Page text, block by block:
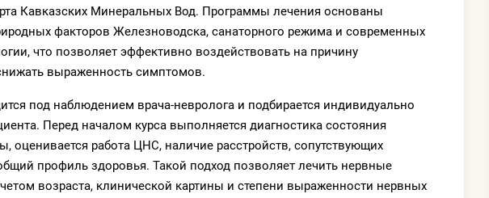
Кавказских Минеральных Вод. Программы лечения основаны
факторов Железноводска, санаторного режима и современных
что позволяет эффективно воздействовать на причину
выраженность симптомов.
под наблюдением врача-невролога и подбирается индивидуально
Перед началом курса выполняется диагностика состояния
оценивается работа ЦНС, наличие расстройств, сопутствующих
профиль здоровья. Такой подход позволяет лечить нервные
возраста, клинической картины и степени выраженности нервных